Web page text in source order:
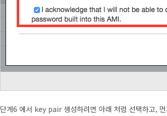
단계6 에서 key pair 생성하려면 아래 처럼 선택하고,